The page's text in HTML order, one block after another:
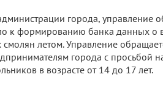
города, управление
к формированию банка данных о
летом. Управление
города с просьбой
в возрасте от 14 до 17 лет.